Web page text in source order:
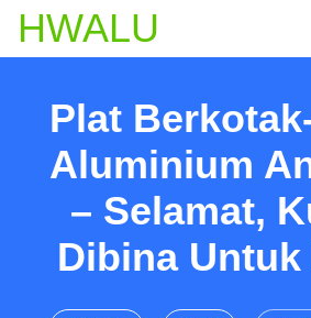
HWALU
Plat
Aluminium
– Selamat,
Dibina Untuk